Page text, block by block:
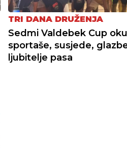
TRI DANA DRUŽENJA
Sedmi Valdebek Cup
sportaše, susjede,
ljubitelje pasa